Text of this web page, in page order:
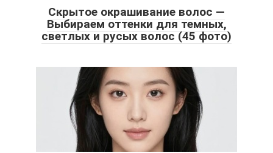
Скрытое окрашивание волос —
Выбираем оттенки для темных,
светлых и русых волос (45 фото)